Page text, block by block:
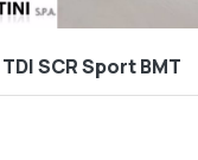
SCR Sport BMT